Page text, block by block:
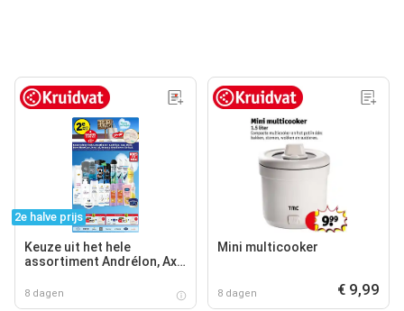
2e halve prijs
Keuze uit het hele
assortiment Andrélon, Axe,
Neutral, Rexona, Vaseline
8 dagen
Mini multicooker
8 dagen € 9,99